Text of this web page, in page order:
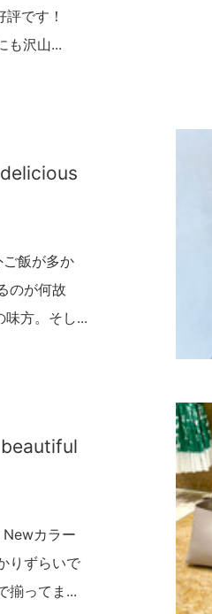
です！
も沢山...
飯が多か
のが何故
方。そし...
カラー
りずらいで
揃ってま...